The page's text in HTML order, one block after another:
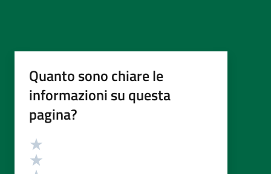
Quanto sono chiare le
informazioni su questa
pagina?
Valutazione